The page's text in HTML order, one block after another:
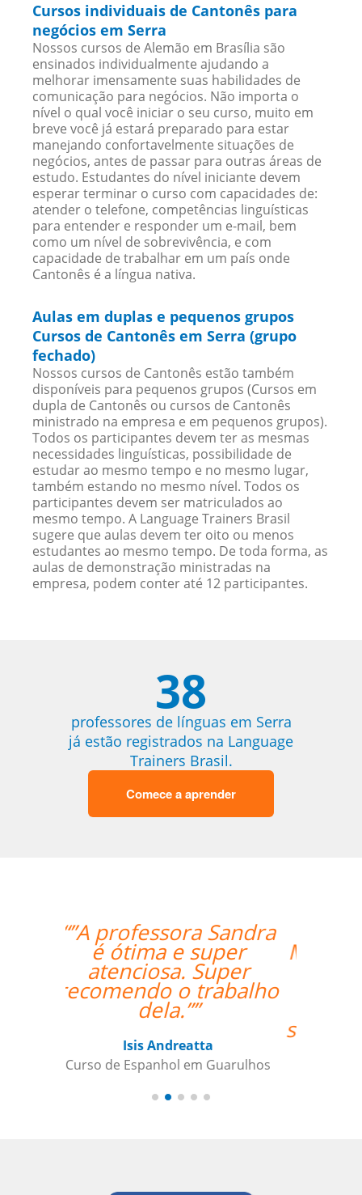
Cursos individuais de Cantonês para
negócios em Serra
Nossos cursos de Alemão em Brasília são
ensinados individualmente ajudando a
melhorar imensamente suas habilidades de
comunicação para negócios. Não importa o
nível o qual você iniciar o seu curso, muito em
breve você já estará preparado para estar
manejando confortavelmente situações de
negócios, antes de passar para outras áreas de
estudo. Estudantes do nível iniciante devem
esperar terminar o curso com capacidades de:
atender o telefone, competências linguísticas
para entender e responder um e-mail, bem
como um nível de sobrevivência, e com
capacidade de trabalhar em um país onde
Cantonês é a língua nativa.
Aulas em duplas e pequenos grupos
Cursos de Cantonês em Serra (grupo
fechado)
Nossos cursos de Cantonês estão também
disponíveis para pequenos grupos (Cursos em
dupla de Cantonês ou cursos de Cantonês
ministrado na empresa e em pequenos grupos).
Todos os participantes devem ter as mesmas
necessidades linguísticas, possibilidade de
estudar ao mesmo tempo e no mesmo lugar,
também estando no mesmo nível. Todos os
participantes devem ser matriculados ao
mesmo tempo. A Language Trainers Brasil
sugere que aulas devem ter oito ou menos
estudantes ao mesmo tempo. De toda forma, as
aulas de demonstração ministradas na
empresa, podem conter até 12 participantes.
38
professores de línguas em Serra
já estão registrados na Language
Trainers Brasil.
Comece a aprender
“”Venho o professor
Marcus da Fonte. Além
de extremamente
qualificado para as
aulas, ele se mostrou
sempre comprometido
com nosso
aprendizado além de
condescendente com
nossos horários.””